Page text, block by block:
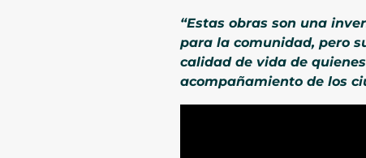
“Estas obras son una
para la comunidad, pero
calidad de vida de
acompañamiento de los